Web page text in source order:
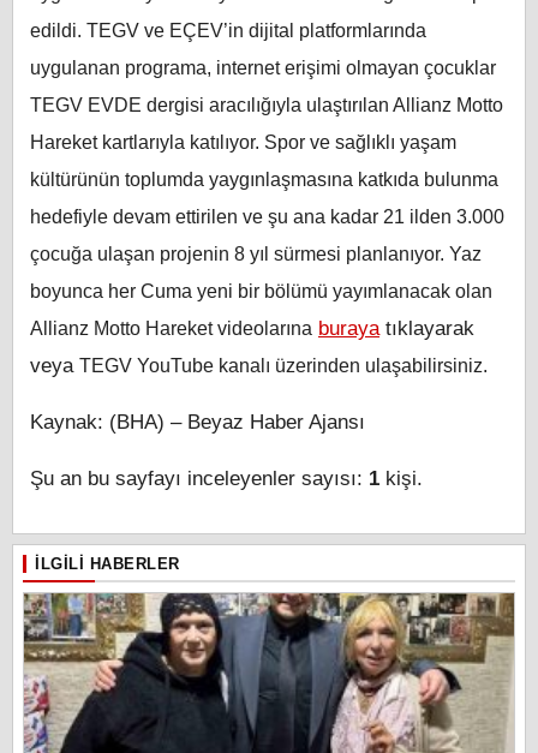
edildi. TEGV ve EÇEV’in dijital platformlarında
uygulanan programa, internet erişimi olmayan çocuklar
TEGV EVDE dergisi aracılığıyla ulaştırılan Allianz Motto
Hareket kartlarıyla katılıyor. Spor ve sağlıklı yaşam
kültürünün toplumda yaygınlaşmasına katkıda bulunma
hedefiyle devam ettirilen ve şu ana kadar 21 ilden 3.000
çocuğa ulaşan projenin 8 yıl sürmesi planlanıyor. Yaz
boyunca her Cuma yeni bir bölümü yayımlanacak olan
Allianz Motto Hareket videolarına burayatıklayarak
veya TEGV YouTube kanalı üzerinden ulaşabilirsiniz.
Kaynak: (BHA) – Beyaz Haber Ajansı
Şu an bu sayfayı inceleyenler sayısı: 1 kişi.
İLGILI HABERLER